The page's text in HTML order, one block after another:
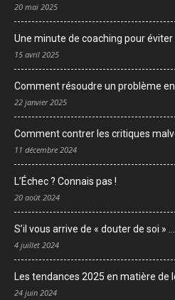
20 mai 2025
Une minute de coaching pour
15 avril 2025
Comment résoudre un problème
22 janvier 2025
Comment contrer les critiques
11 décembre 2024
L’Échec ? Connais pas !
20 août 2024
S’il vous arrive de « douter de soi »
4 juillet 2024
Les tendances 2025 en matière de
24 juin 2024